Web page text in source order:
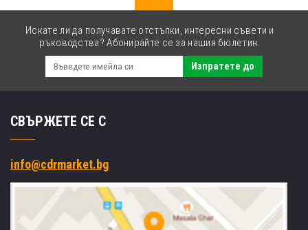
Искате ли да получавате отстъпки, интересни съвети и
ръководства? Абонирайте се за нашия бюлетин.
Изпратете до
СВЪРЖЕТЕ СЕ С
info@cdrmarket.bg